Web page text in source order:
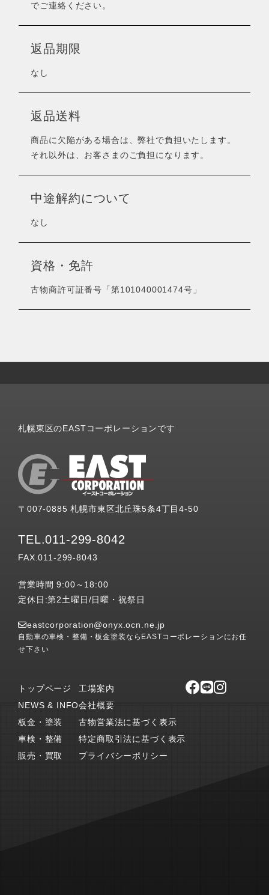
でご連絡ください。
返品期限
なし
返品送料
商品に欠陥がある場合は、弊社で負担いたします。
それ以外は、お客さまのご負担になります。
中途解約について
なし
資格・免許
古物商許可証番号「第101040001474号」
札幌東区のEASTコーポレーションです
〒007-0885 札幌市東区北丘珠5条4丁目4-50
TEL.011-299-8042
FAX.011-299-8043
営業時間 9:00～18:00
定休日:第2土曜日/日曜・祝祭日
eastcorporation@onyx.ocn.ne.jp
自動車の車検・整備・板金塗装ならEASTコーポレーションにお任
せ下さい
トップページ
NEWS & INFO
板金・塗装
車検・整備
販売・買取
工場案内
会社概要
古物営業法に基づく表示
特定商取引法に基づく表示
プライバシーポリシー